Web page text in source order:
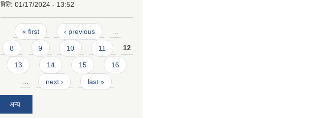
मिति: 01/17/2024 - 13:52
Pages
« first ‹ previous …
8 9 10 11 12
13 14 15 16
… next › last »
अन्य